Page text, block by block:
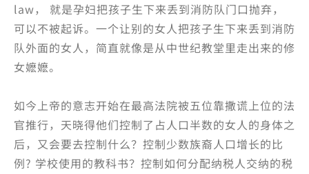
law， 就是孕妇把孩子生下来丢到消防队门口抛弃，
可以不被起诉。一个让别的女人把孩子生下来丢到消防
队外面的女人，简直就像是从中世纪教堂里走出来的修
女嬷嬷。
如今上帝的意志开始在最高法院被五位靠撒谎上位的法
官推行，天晓得他们控制了占人口半数的女人的身体之
后，又会要去控制什么？控制少数族裔人口增长的比
例? 学校使用的教科书？控制如何分配纳税人交纳的税